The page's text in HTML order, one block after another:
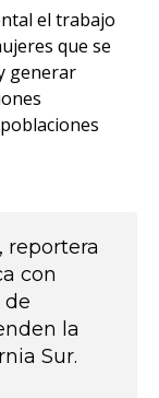
el trabajo
que se
generar
reportera
con
de
la
Sur.